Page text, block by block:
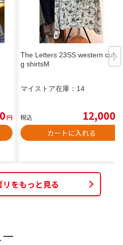
円
The Letters 23SS western cuttin
g shirtsM
マイストア在庫： 14
税込 12,000
カートに入れる
リをもっと見る